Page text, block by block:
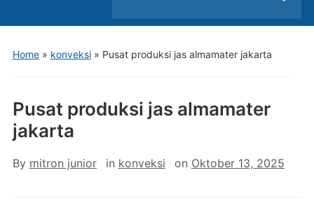
Home» konveksi» Pusat produksi jas almamater jakarta
Pusat produksi jas almamater
jakarta
By mitron junior in konveksi on Oktober 13, 2025